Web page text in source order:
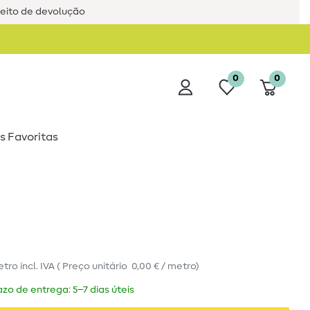
de devolução
0 0
Favoritas
incl. IVA ( Preço unitário 0,00 € / metro)
de entrega: 5–7 dias úteis